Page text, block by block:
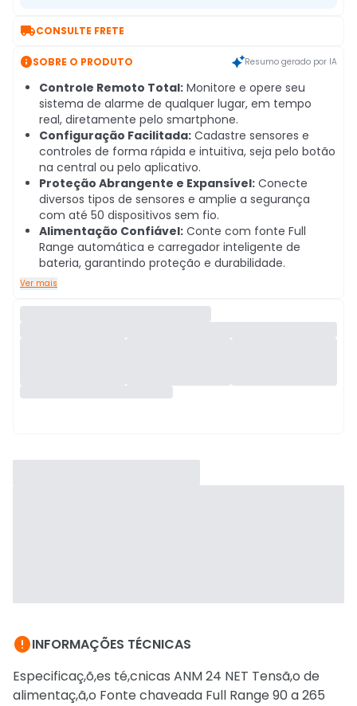
CONSULTE FRETE
SOBRE O PRODUTO Resumo gerado por IA
Controle Remoto Total: Monitore e opere seu
sistema de alarme de qualquer lugar, em tempo
real, diretamente pelo smartphone.
Configuração Facilitada: Cadastre sensores e
controles de forma rápida e intuitiva, seja pelo botão
na central ou pelo aplicativo.
Proteção Abrangente e Expansível: Conecte
diversos tipos de sensores e amplie a segurança
com até 50 dispositivos sem fio.
Alimentação Confiável: Conte com fonte Full
Range automática e carregador inteligente de
bateria, garantindo proteção e durabilidade.
Ver mais
INFORMAÇÕES TÉCNICAS
Especificaç,õ,es té,cnicas ANM 24 NET Tensã,o de
alimentaç,ã,o Fonte chaveada Full Range 90 a 265